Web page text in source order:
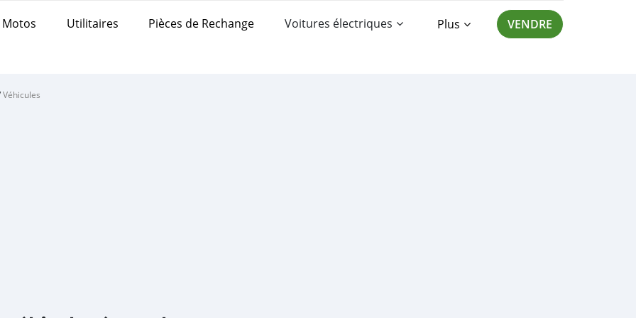
Motos Utilitaires Pièces de Rechange Voitures électriques Plus VENDRE
Véhicules